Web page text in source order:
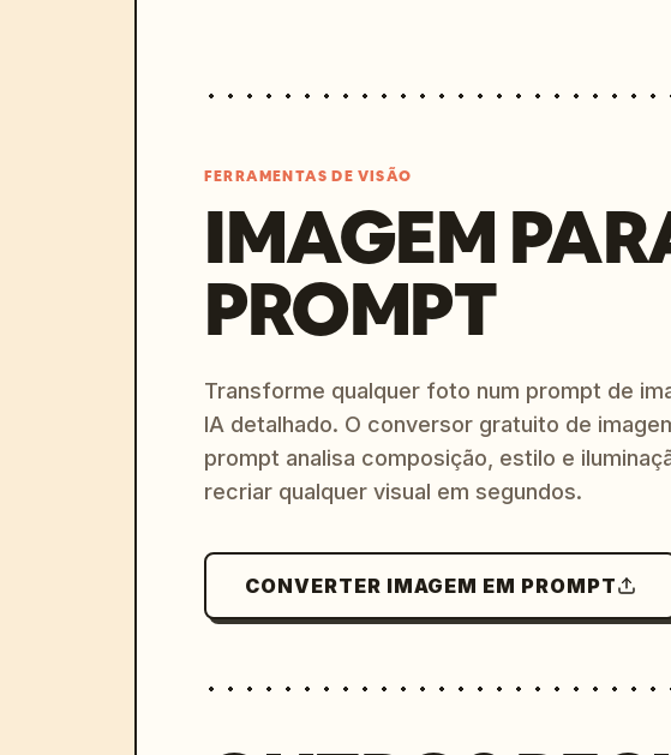
FERRAMENTAS DE VISÃO
IMAGEM
PROMPT
Transforme qualquer foto num prompt de
IA detalhado. O conversor gratuito de
prompt analisa composição, estilo e
recriar qualquer visual em segundos.
CONVERTER IMAGEM EM PROMPT